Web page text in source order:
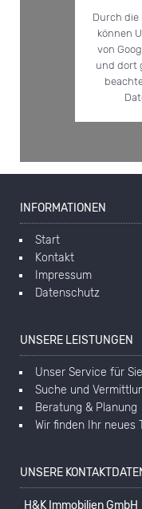
Durch die
können
von
und dort
INFORMATIONEN
Start
Kontakt
Impressum
Datenschutz
UNSERE LEISTUNGEN
Unser Service für
Suche und
Beratung & Planung
Wir finden Ihr neues
UNSERE
H&K Immobilien GmbH